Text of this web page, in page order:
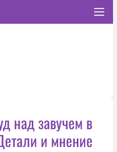
над завучем в
и мнение